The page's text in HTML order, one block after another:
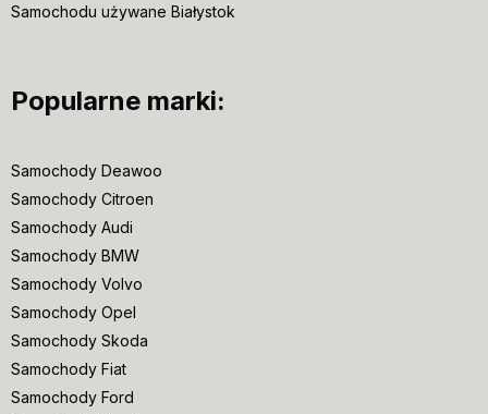
Samochodu używane Białystok
Popularne marki:
Samochody Deawoo
Samochody Citroen
Samochody Audi
Samochody BMW
Samochody Volvo
Samochody Opel
Samochody Skoda
Samochody Fiat
Samochody Ford